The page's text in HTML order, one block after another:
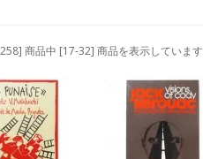
商品中 [17-32] 商品を表示しています